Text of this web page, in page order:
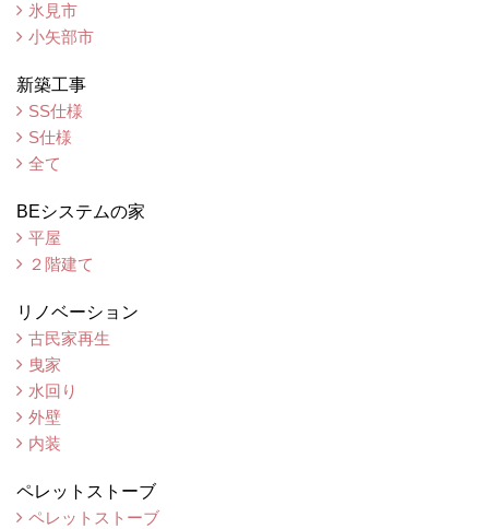
氷見市
小矢部市
新築工事
SS仕様
S仕様
全て
BEシステムの家
平屋
２階建て
リノベーション
古民家再生
曳家
水回り
外壁
内装
ペレットストーブ
ペレットストーブ